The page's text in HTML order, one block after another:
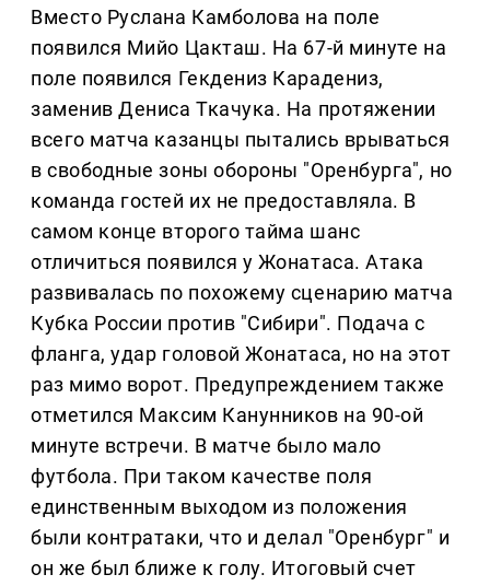
Вместо Руслана Камболова на поле
появился Мийо Цакташ. На 67-й минуте на
поле появился Гекдениз Карадениз,
заменив Дениса Ткачука. На протяжении
всего матча казанцы пытались врываться
в свободные зоны обороны "Оренбурга", но
команда гостей их не предоставляла. В
самом конце второго тайма шанс
отличиться появился у Жонатаса. Атака
развивалась по похожему сценарию матча
Кубка России против "Сибири". Подача с
фланга, удар головой Жонатаса, но на этот
раз мимо ворот. Предупреждением также
отметился Максим Канунников на 90-ой
минуте встречи. В матче было мало
футбола. При таком качестве поля
единственным выходом из положения
были контратаки, что и делал "Оренбург" и
он же был ближе к голу. Итоговый счет